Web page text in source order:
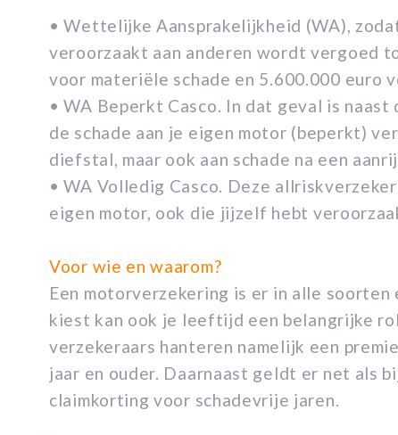
• Wettelijke Aansprakelijkheid (WA),
veroorzaakt aan anderen wordt vergoed
voor materiële schade en 5.600.000 euro
• WA Beperkt Casco. In dat geval is
de schade aan je eigen motor (beperkt)
diefstal, maar ook aan schade na een
• WA Volledig Casco. Deze
eigen motor, ook die jijzelf hebt
Voor wie en waarom?
Een motorverzekering is er in alle
kiest kan ook je leeftijd een belangrijke
verzekeraars hanteren namelijk een
jaar en ouder. Daarnaast geldt er net als
claimkorting voor schadevrije jaren.